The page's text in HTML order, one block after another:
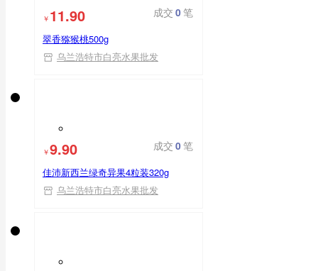
￥ 11.90 成交 0笔
翠香猕猴桃500g
乌兰浩特市白亮水果批发
￥9.90 成交 0笔
佳沛新西兰绿奇异果4粒装320g
乌兰浩特市白亮水果批发